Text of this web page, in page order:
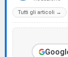
Tutti gli articoli →